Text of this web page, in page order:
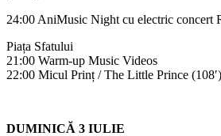
24:00 AniMusic Night cu electric concert
Piața Sfatului
21:00 Warm-up Music Videos
22:00 Micul Prinț / The Little Prince
DUMINICĂ 3 IULIE